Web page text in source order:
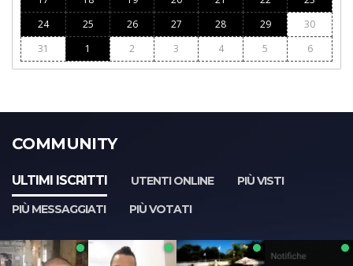
24
25 26 27 28 29
30
31
1 2 3 4 5 6
COMMUNITY
ULTIMI ISCRITTI UTENTI ONLINE
PIÙ VISTI
PIÙ MESSAGGIATI
PIÙ VOTATI